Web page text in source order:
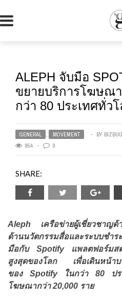
ALEPH จับมือ
ขยายบริการโฆษณ
กว่า 80 ประเทศทั่ว
GENERAL , MOVEMENT BY
854
0
SHARE:
Aleph เครือข่ายผู้เชี่ยวชาญ
ด้านนวัตกรรมสื่อและระบบชำร
มือกับ Spotify แพลตฟอร์มสต
สูงสุดของโลก เพื่อเดินหน้าบ
ของ Spotify ในกว่า 80 ปร
โฆษณากว่า 20,000 ราย